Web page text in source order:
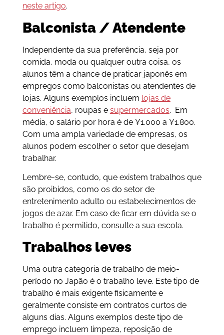
neste artigo.
Balconista / Atendente
Independente da sua preferência, seja por
comida, moda ou qualquer outra coisa, os
alunos têm a chance de praticar japonês em
empregos como balconistas ou atendentes de
lojas. Alguns exemplos incluem lojas de
conveniência, roupas e supermercados. Em
média, o salário por hora é de ¥1.000 a ¥1.800.
Com uma ampla variedade de empresas, os
alunos podem escolher o setor que desejam
trabalhar.
Lembre-se, contudo, que existem trabalhos que
são proibidos, como os do setor de
entretenimento adulto ou estabelecimentos de
jogos de azar. Em caso de ficar em dúvida se o
trabalho é permitido, consulte a sua escola.
Trabalhos leves
Uma outra categoria de trabalho de meio-
período no Japão é o trabalho leve. Este tipo de
trabalho é mais exigente fisicamente e
geralmente consiste em contratos curtos de
alguns dias. Alguns exemplos deste tipo de
emprego incluem limpeza, reposição de